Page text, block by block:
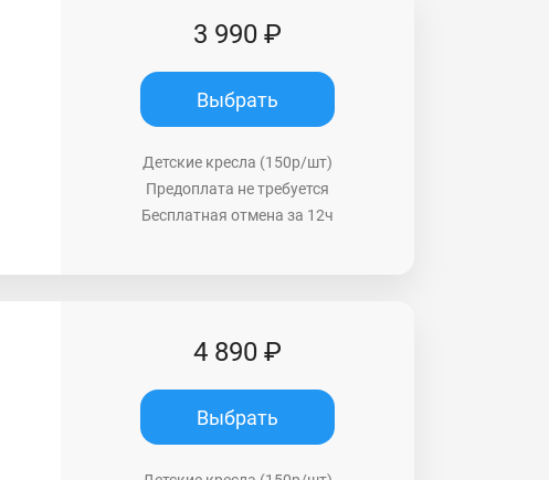
3 990 ₽
Выбрать
Детские кресла (150р/шт)
Предоплата не требуется
Бесплатная отмена за 12ч
4 890 ₽
Выбрать